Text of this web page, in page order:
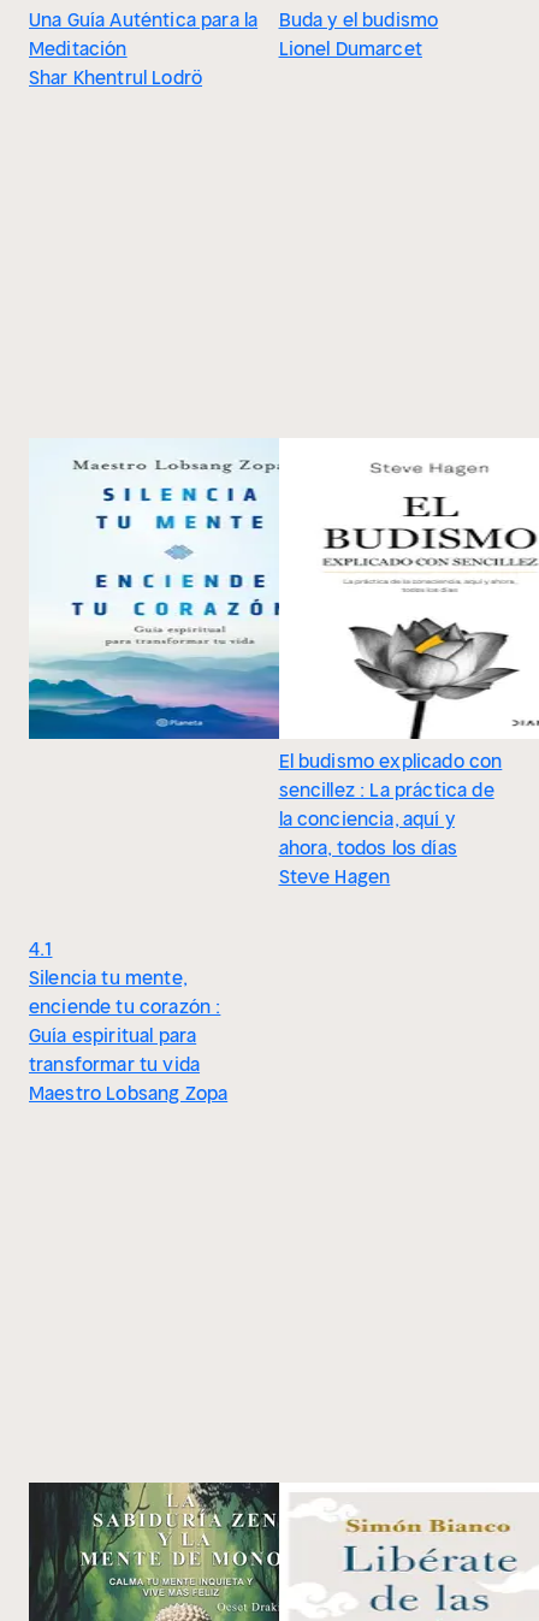
Una Guía Auténtica para la
Meditación
Shar Khentrul Lodrö
Buda y el budismo
Lionel Dumarcet
4.1
Silencia tu mente,
enciende tu corazón :
Guía espiritual para
transformar tu vida
Maestro Lobsang Zopa
El budismo explicado con
sencillez : La práctica de
la conciencia, aquí y
ahora, todos los días
Steve Hagen